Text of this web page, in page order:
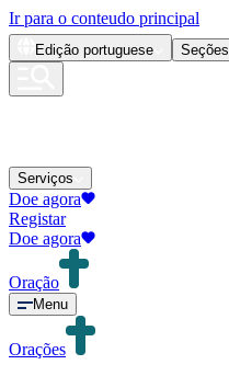
Ir para o conteudo principal
Edição portuguese Seções
Serviços
Doe agora
Registar
Doe agora
Oração
Menu
Orações